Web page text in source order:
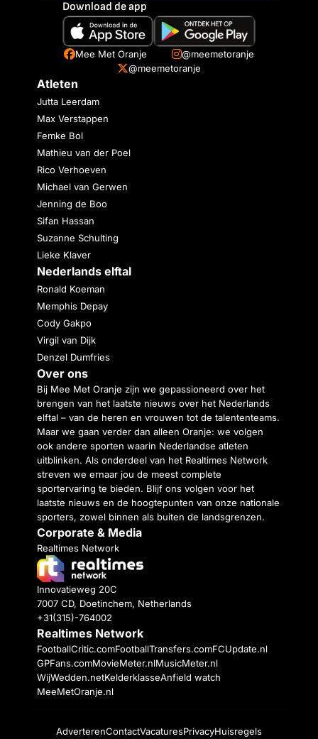
Download de app
Mee Met Oranje
@meemetoranje
@meemetoranje
Atleten
Jutta Leerdam
Max Verstappen
Femke Bol
Mathieu van der Poel
Rico Verhoeven
Michael van Gerwen
Jenning de Boo
Sifan Hassan
Suzanne Schulting
Lieke Klaver
Nederlands elftal
Ronald Koeman
Memphis Depay
Cody Gakpo
Virgil van Dijk
Denzel Dumfries
Over ons
Bij Mee Met Oranje zijn we gepassioneerd over het
brengen van het laatste nieuws over het Nederlands
elftal – van de heren en vrouwen tot de talententeams.
Maar we gaan verder dan alleen Oranje: we volgen
ook andere sporten waarin Nederlandse atleten
uitblinken. Als onderdeel van het Realtimes Network
streven we ernaar jou de meest complete
sportervaring te bieden. Blijf ons volgen voor het
laatste nieuws en de hoogtepunten van onze nationale
sporters, zowel binnen als buiten de landsgrenzen.
Corporate & Media
Realtimes Network
Innovatieweg 20C
7007 CD, Doetinchem, Netherlands
+31(315)-764002
Realtimes Network
FootballCritic.comFootballTransfers.comFCUpdate.nl
GPFans.comMovieMeter.nlMusicMeter.nl
WijWedden.netKelderklasseAnfield watch
MeeMetOranje.nl
AdverterenContactVacaturesPrivacyHuisregels